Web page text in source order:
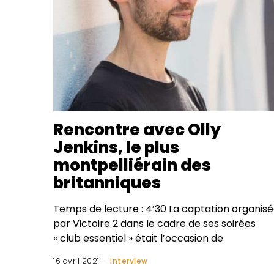
Rencontre avec Olly
Jenkins, le plus
montpelliérain des
britanniques
Temps de lecture : 4’30 La captation
par Victoire 2 dans le cadre de ses soirées
« club essentiel » était l’occasion de
16 avril 2021 Interview